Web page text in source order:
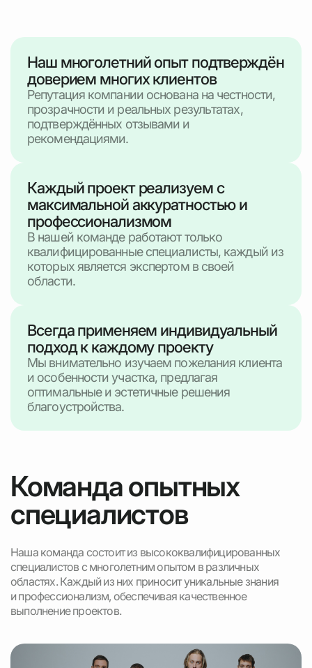
Наш многолетний опыт подтверждён
доверием многих клиентов
Репутация компании основана на честности,
прозрачности и реальных результатах,
подтверждённых отзывами и
рекомендациями.
Каждый проект реализуем с
максимальной аккуратностью и
профессионализмом
В нашей команде работают только
квалифицированные специалисты, каждый из
которых является экспертом в своей
области.
Всегда применяем индивидуальный
подход к каждому проекту
Мы внимательно изучаем пожелания клиента
и особенности участка, предлагая
оптимальные и эстетичные решения
благоустройства.
Команда опытных
специалистов
Наша команда состоит из высококвалифицированных
специалистов с многолетним опытом в различных
областях. Каждый из них приносит уникальные знания
и профессионализм, обеспечивая качественное
выполнение проектов.